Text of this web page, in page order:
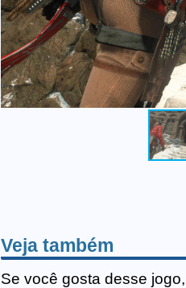
Veja também
Se você gosta desse